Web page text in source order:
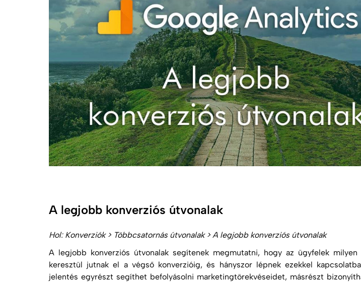
A legjobb konverziós útvonalak
Hol: Konverziók > Többcsatornás útvonalak > A legjobb konverziós útvonalak
A legjobb konverziós útvonalak segítenek megmutatni, hogy az ügyfelek milyen
keresztül jutnak el a végső konverzióig, és hányszor lépnek ezekkel
jelentés egyrészt segíthet befolyásolni marketingtörekvéseidet, másrészt